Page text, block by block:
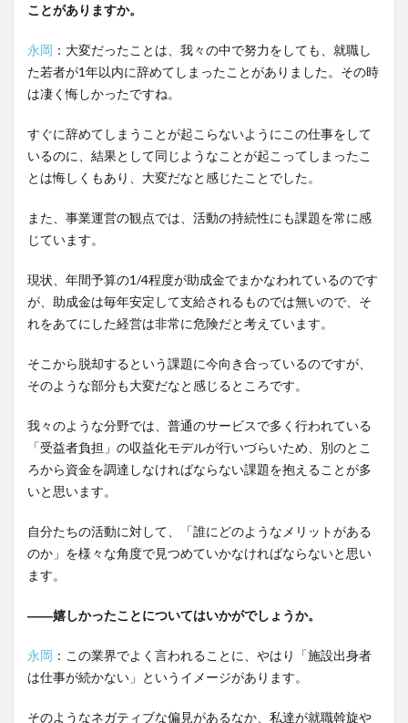
ことがありますか。
永岡 ：大変だったことは、我々の中で努力をしても、就職し
た若者が1年以内に辞めてしまったことがありました。その時
は凄く悔しかったですね。
すぐに辞めてしまうことが起こらないようにこの仕事をして
いるのに、結果として同じようなことが起こってしまったこ
とは悔しくもあり、大変だなと感じたことでした。
また、事業運営の観点では、活動の持続性にも課題を常に感
じています。
現状、年間予算の1/4程度が助成金でまかなわれているのです
が、助成金は毎年安定して支給されるものでは無いので、そ
れをあてにした経営は非常に危険だと考えています。
そこから脱却するという課題に今向き合っているのですが、
そのような部分も大変だなと感じるところです。
我々のような分野では、普通のサービスで多く行われている
「受益者負担」の収益化モデルが行いづらいため、別のとこ
ろから資金を調達しなければならない課題を抱えることが多
いと思います。
自分たちの活動に対して、「誰にどのようなメリットがある
のか」を様々な角度で見つめていかなければならないと思い
ます。
――嬉しかったことについてはいかがでしょうか。
永岡 ：この業界でよく言われることに、やはり「施設出身者
は仕事が続かない」というイメージがあります。
そのようなネガティブな偏見があるなか、私達が就職斡旋や